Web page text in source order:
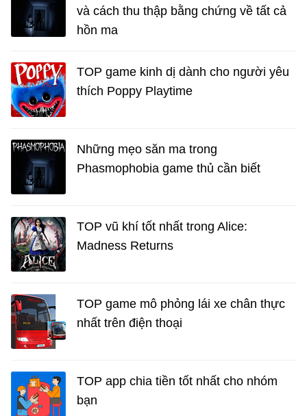
và cách thu thập bằng chứng về tất cả
hồn ma
TOP game kinh dị dành cho người yêu
thích Poppy Playtime
Những mẹo săn ma trong
Phasmophobia game thủ cần biết
TOP vũ khí tốt nhất trong Alice:
Madness Returns
TOP game mô phỏng lái xe chân thực
nhất trên điện thoại
TOP app chia tiền tốt nhất cho nhóm
bạn